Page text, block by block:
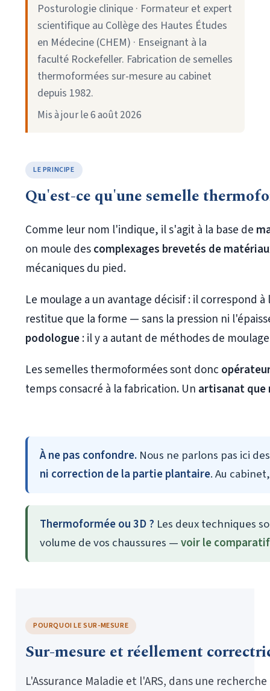
Posturologie clinique · Formateur et expert
scientifique au Collège des Hautes Études
en Médecine (CHEM) · Enseignant à la
faculté Rockefeller. Fabrication de semelles
thermoformées sur-mesure au cabinet
depuis 1982.
Mis à jour le6 août 2026
LE PRINCIPE
Qu'est-ce qu'une semelle
Comme leur nom l'indique, il s'agit à la base de
on moule descomplexages brevetés de
mécaniques du pied.
Le moulage a un avantage décisif : il correspond
restitue que la forme — sans la pression ni
podologue: il y a autant de méthodes de
Les semelles thermoformées sont donc
temps consacré à la fabrication. Un artisanat que
À ne pas confondre. Nous ne parlons pas ici
ni correction de la partie plantaire. Au
Thermoformée ou 3D ? Les deux techniques
volume de vos chaussures —voir le
POURQUOI LE SUR-MESURE
Sur-mesure et réellement
L'Assurance Maladie et l'ARS, dans une